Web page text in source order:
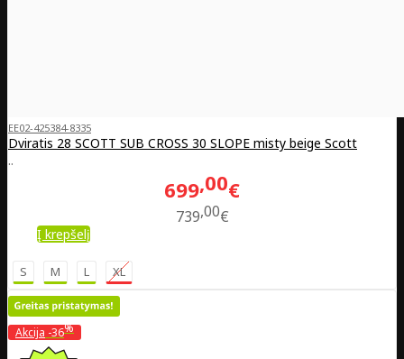
EE02-425384-8335
Dviratis 28 SCOTT SUB CROSS 30 SLOPE misty beige Scott
..
699 00€
739 00€
Į krepšelį
S M L XL
Akcija -36%